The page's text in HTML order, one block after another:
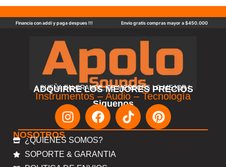
Financia con addi y paga despues !!! Envio gratis compras mayor a $450.000
ADQUIRRE LOS MEJORES PRECIOS
! SUEÑA EN GRANDE, TE MERECES LO MEJOR !
Instrumentos – Audio – Tecnología
Siguenos
NOSOTROS
¿QUIENES SOMOS?
SOPORTE & GARANTIA